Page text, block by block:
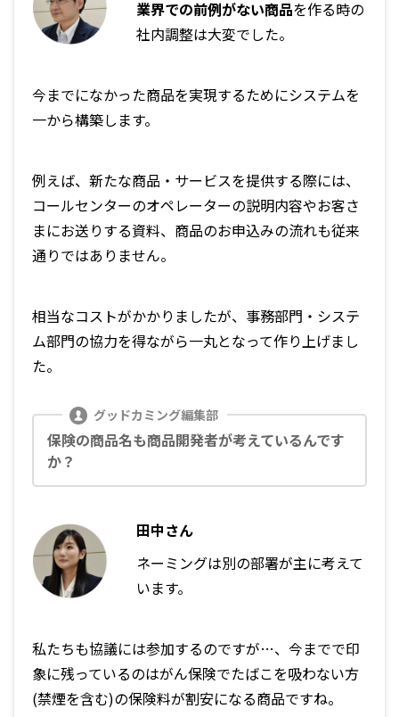
業界での前例がない商品を作る時の
社内調整は大変でした。
今までになかった商品を実現するためにシステムを
一から構築します。
例えば、新たな商品・サービスを提供する際には、
コールセンターのオペレーターの説明内容やお客さ
まにお送りする資料、商品のお申込みの流れも従来
通りではありません。
相当なコストがかかりましたが、事務部門・システ
ム部門の協力を得ながら一丸となって作り上げまし
た。
保険の商品名も商品開発者が考えているんです
か？
田中さん
ネーミングは別の部署が主に考えて
います。
私たちも協議には参加するのですが…、今までで印
象に残っているのはがん保険でたばこを吸わない方
(禁煙を含む)の保険料が割安になる商品ですね。